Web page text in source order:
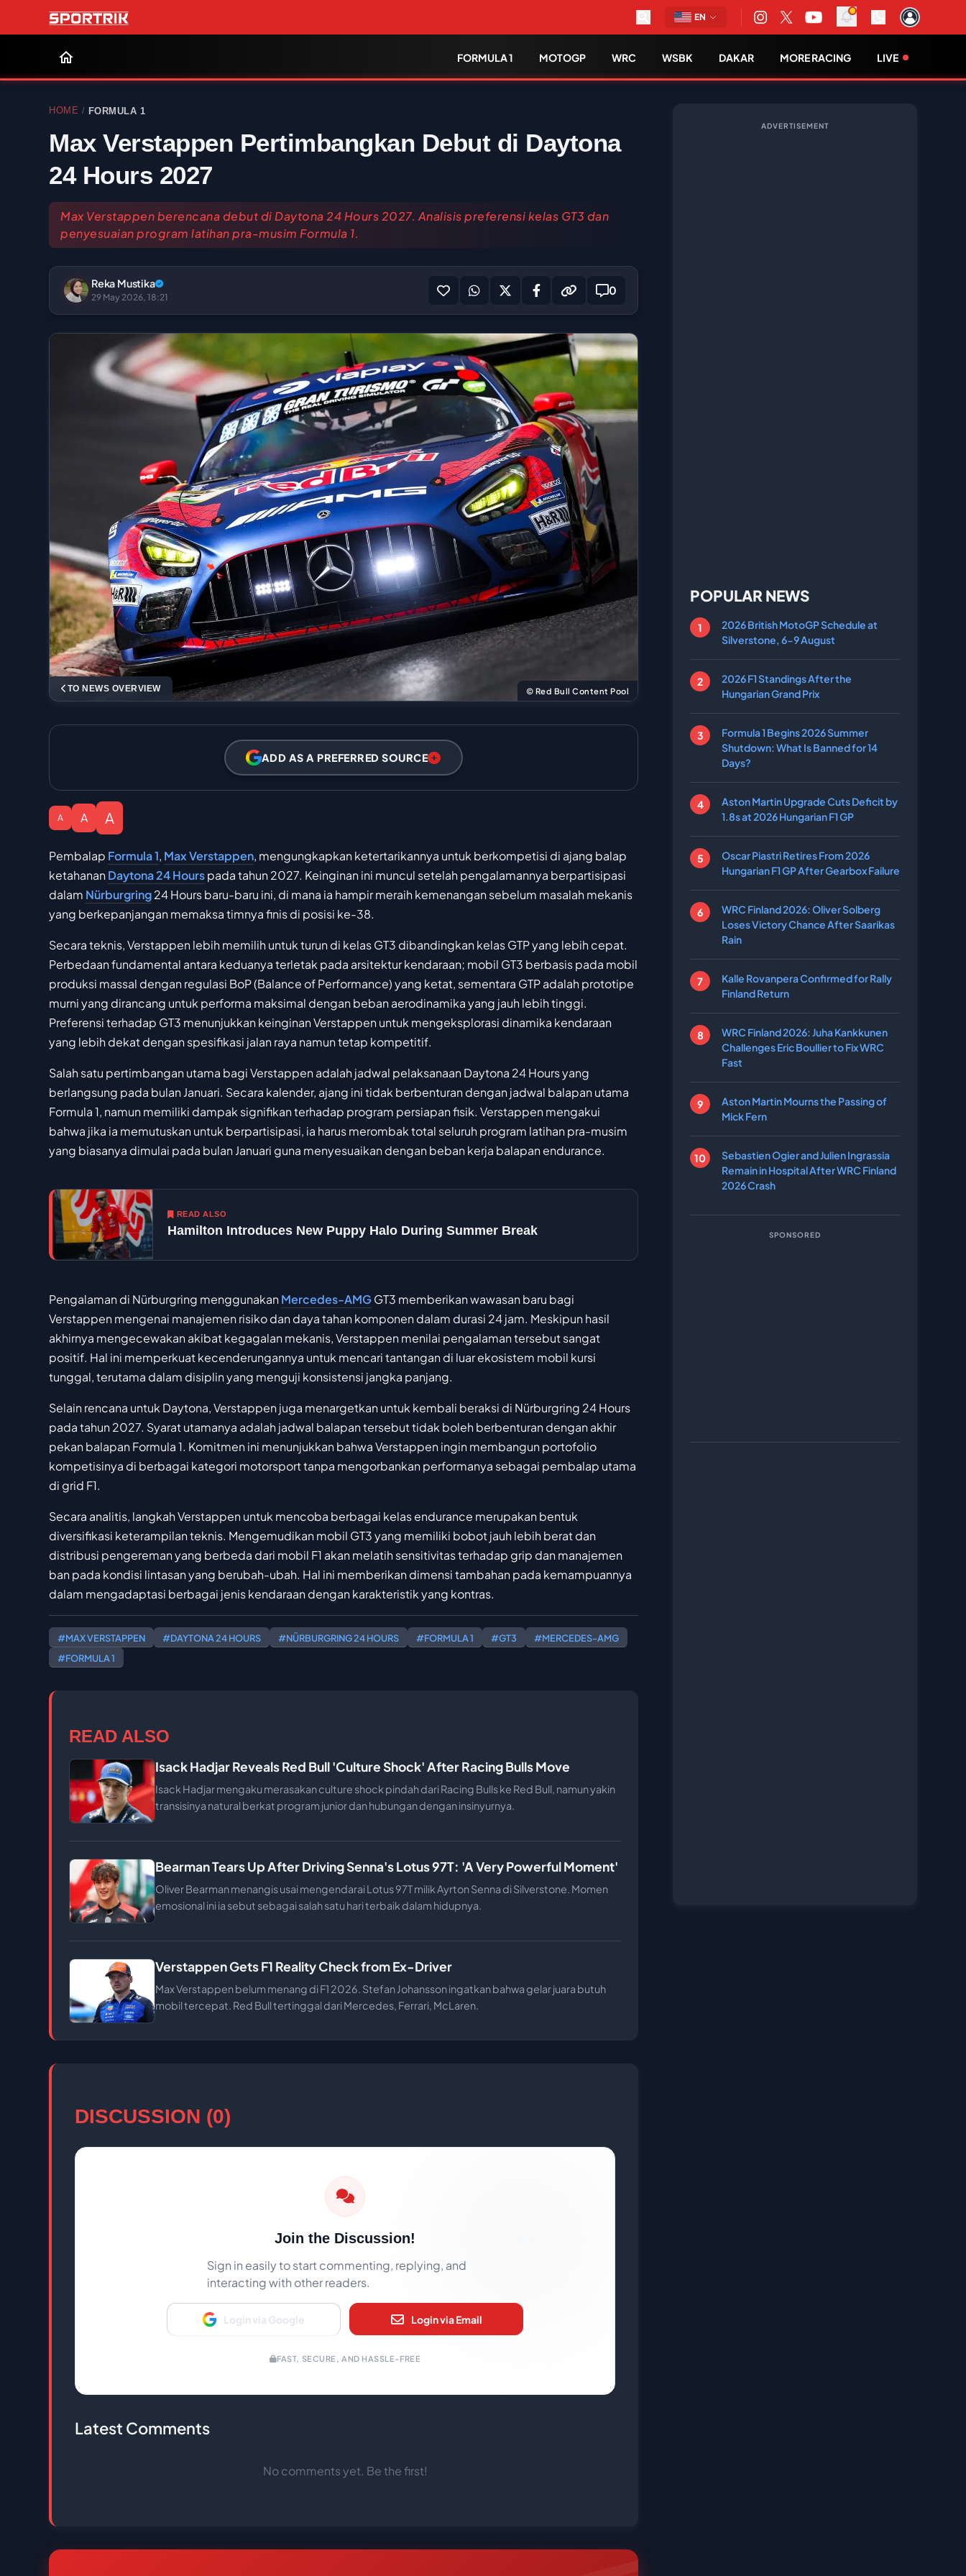
EN
FORMULA 1 MOTOGP WRC WSBK DAKAR MORE RACING LIVE
HOME / FORMULA 1
Max Verstappen Pertimbangkan Debut di Daytona
24 Hours 2027
Max Verstappen berencana debut di Daytona 24 Hours 2027. Analisis preferensi kelas GT3 dan
penyesuaian program latihan pra-musim Formula 1.
Reka Mustika
29 May 2026, 18:21 0
TO NEWS OVERVIEW © Red Bull Content Pool
ADD AS A PREFERRED SOURCE
A A A
Pembalap Formula 1, Max Verstappen, mengungkapkan ketertarikannya untuk berkompetisi di ajang balap
ketahananDaytona 24 Hourspada tahun 2027. Keinginan ini muncul setelah pengalamannya berpartisipasi
dalam Nürburgring24 Hours baru-baru ini, di mana ia hampir meraih kemenangan sebelum masalah mekanis
yang berkepanjangan memaksa timnya finis di posisi ke-38.
Secara teknis, Verstappen lebih memilih untuk turun di kelas GT3 dibandingkan kelas GTP yang lebih cepat.
Perbedaan fundamental antara keduanya terletak pada arsitektur kendaraan; mobil GT3 berbasis pada mobil
produksi massal dengan regulasi BoP (Balance of Performance) yang ketat, sementara GTP adalah prototipe
murni yang dirancang untuk performa maksimal dengan beban aerodinamika yang jauh lebih tinggi.
Preferensi terhadap GT3 menunjukkan keinginan Verstappen untuk mengeksplorasi dinamika kendaraan
yang lebih dekat dengan spesifikasi jalan raya namun tetap kompetitif.
Salah satu pertimbangan utama bagi Verstappen adalah jadwal pelaksanaan Daytona 24 Hours yang
berlangsung pada bulan Januari. Secara kalender, ajang ini tidak berbenturan dengan jadwal balapan utama
Formula 1, namun memiliki dampak signifikan terhadap program persiapan fisik. Verstappen mengakui
bahwa jika ia memutuskan untuk berpartisipasi, ia harus merombak total seluruh program latihan pra-musim
yang biasanya dimulai pada bulan Januari guna menyesuaikan dengan beban kerja balapan endurance.
READ ALSO
Hamilton Introduces New Puppy Halo During Summer Break
Pengalaman di Nürburgring menggunakanMercedes-AMGGT3 memberikan wawasan baru bagi
Verstappen mengenai manajemen risiko dan daya tahan komponen dalam durasi 24 jam. Meskipun hasil
akhirnya mengecewakan akibat kegagalan mekanis, Verstappen menilai pengalaman tersebut sangat
positif. Hal ini memperkuat kecenderungannya untuk mencari tantangan di luar ekosistem mobil kursi
tunggal, terutama dalam disiplin yang menguji konsistensi jangka panjang.
Selain rencana untuk Daytona, Verstappen juga menargetkan untuk kembali beraksi di Nürburgring 24 Hours
pada tahun 2027. Syarat utamanya adalah jadwal balapan tersebut tidak boleh berbenturan dengan akhir
pekan balapan Formula 1. Komitmen ini menunjukkan bahwa Verstappen ingin membangun portofolio
kompetisinya di berbagai kategori motorsport tanpa mengorbankan performanya sebagai pembalap utama
di grid F1.
Secara analitis, langkah Verstappen untuk mencoba berbagai kelas endurance merupakan bentuk
diversifikasi keterampilan teknis. Mengemudikan mobil GT3 yang memiliki bobot jauh lebih berat dan
distribusi pengereman yang berbeda dari mobil F1 akan melatih sensitivitas terhadap grip dan manajemen
ban pada kondisi lintasan yang berubah-ubah. Hal ini memberikan dimensi tambahan pada kemampuannya
dalam mengadaptasi berbagai jenis kendaraan dengan karakteristik yang kontras.
#MAX VERSTAPPEN #DAYTONA 24 HOURS #NÜRBURGRING 24 HOURS #FORMULA 1 #GT3
#MERCEDES-AMG
#FORMULA 1
READ ALSO
Isack Hadjar Reveals Red Bull 'Culture Shock' After Racing Bulls Move
Isack Hadjar mengaku merasakan culture shock pindah dari Racing Bulls ke Red Bull, namun yakin
transisinya natural berkat program junior dan hubungan dengan insinyurnya.
Bearman Tears Up After Driving Senna's Lotus 97T: 'A Very Powerful Moment'
Oliver Bearman menangis usai mengendarai Lotus 97T milik Ayrton Senna di Silverstone. Momen
emosional ini ia sebut sebagai salah satu hari terbaik dalam hidupnya.
Verstappen Gets F1 Reality Check from Ex-Driver
Max Verstappen belum menang di F1 2026. Stefan Johansson ingatkan bahwa gelar juara butuh
mobil tercepat. Red Bull tertinggal dari Mercedes, Ferrari, McLaren.
DISCUSSION (0)
Join the Discussion!
Sign in easily to start commenting, replying, and
interacting with other readers.
Login via Google Login via Email
FAST, SECURE, AND HASSLE-FREE
Latest Comments
No comments yet. Be the first!
ADVERTISEMENT
POPULAR NEWS
2026 British MotoGP Schedule at
Silverstone, 6-9 August
2026 F1 Standings After the
Hungarian Grand Prix
Formula 1 Begins 2026 Summer
Shutdown: What Is Banned for 14
Days?
Aston Martin Upgrade Cuts Deficit by
1.8s at 2026 Hungarian F1 GP
Oscar Piastri Retires From 2026
Hungarian F1 GP After Gearbox Failure
WRC Finland 2026: Oliver Solberg
Loses Victory Chance After Saarikas
Rain
Kalle Rovanpera Confirmed for Rally
Finland Return
WRC Finland 2026: Juha Kankkunen
Challenges Eric Boullier to Fix WRC
Fast
Aston Martin Mourns the Passing of
Mick Fern
Sebastien Ogier and Julien Ingrassia
Remain in Hospital After WRC Finland
2026 Crash
SPONSORED